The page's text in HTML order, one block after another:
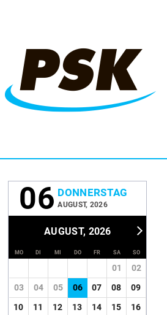
06 DONNERSTAG
AUGUST, 2026
AUGUST, 2026
MO DI MI DO FR SA SO
01
02
03
04 05 06 07 08
09
10
11 12 13 14 15
16